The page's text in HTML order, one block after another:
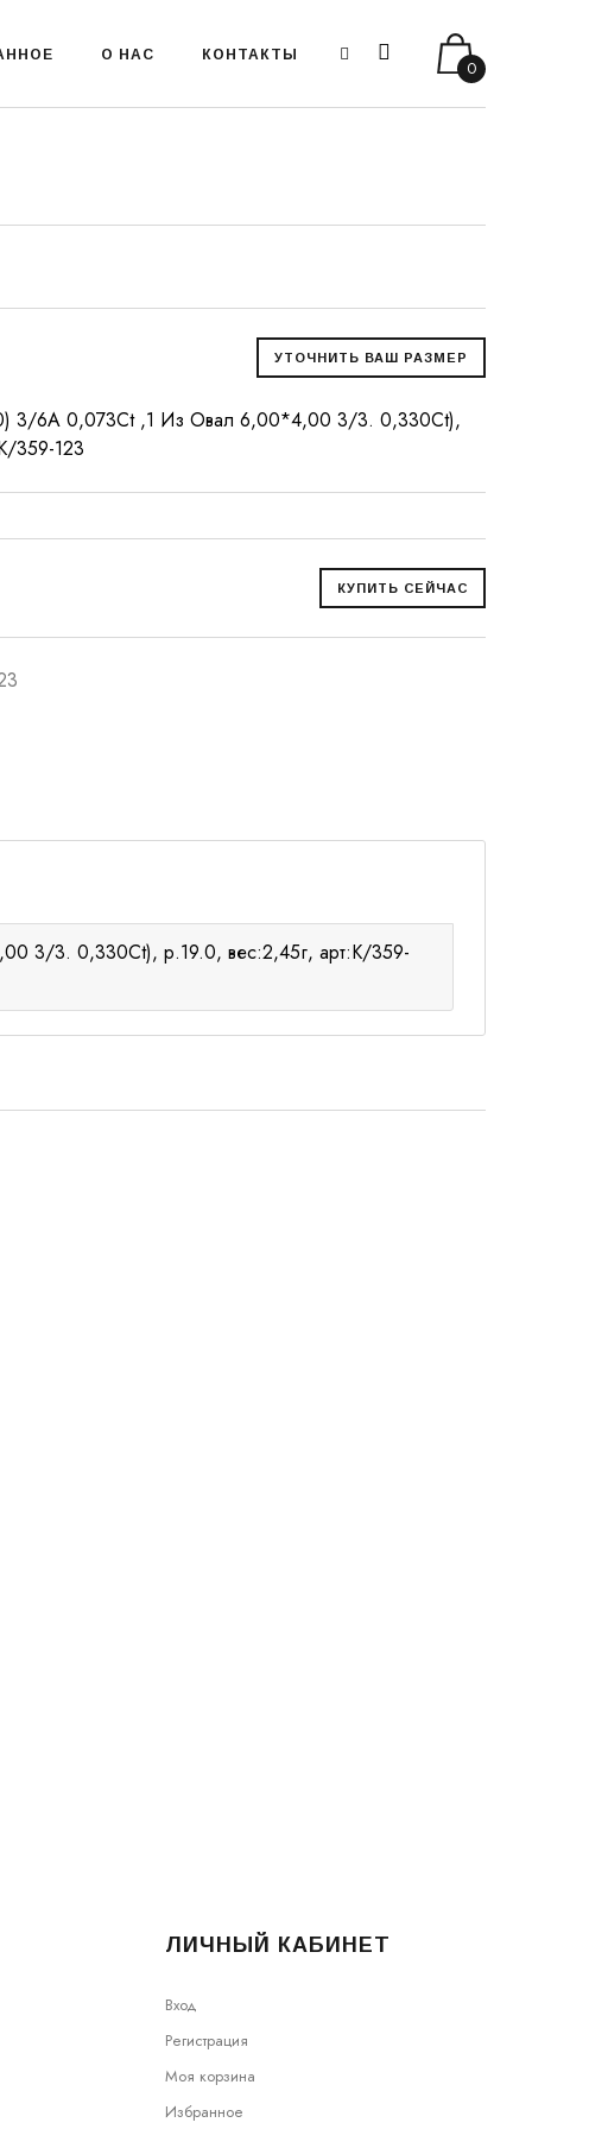
0
О НАС КОНТАКТЫ
3/6А 0,073Ct ,1 Из Овал 6,00*4,00 3/3. 0,330Ct),
359-123
3/3. 0,330Ct), р.19.0, вес:2,45г, арт:К/359-
ЛИЧНЫЙ КАБИНЕТ
Вход
Регистрация
Моя корзина
Избранное